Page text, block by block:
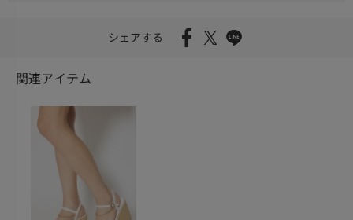
シェアする
関連アイテム